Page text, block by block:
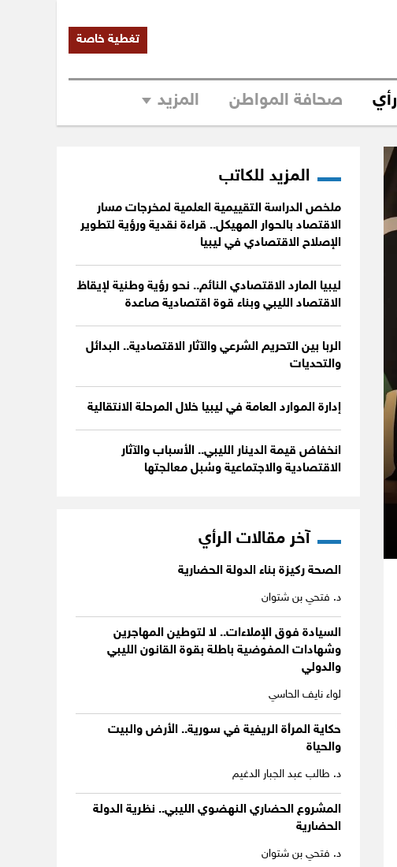
تغطية خاصة
رأي صحافة المواطن المزيد
المزيد للكاتب
ملخص الدراسة التقييمية العلمية لمخرجات مسار
الاقتصاد بالحوار المهيكل.. قراءة نقدية ورؤية لتطوير
الإصلاح الاقتصادي في ليبيا
ليبيا المارد الاقتصادي النائم.. نحو رؤية وطنية لإيقاظ
الاقتصاد الليبي وبناء قوة اقتصادية صاعدة
الربا بين التحريم الشرعي والآثار الاقتصادية.. البدائل
والتحديات
إدارة الموارد العامة في ليبيا خلال المرحلة الانتقالية
انخفاض قيمة الدينار الليبي.. الأسباب والآثار
الاقتصادية والاجتماعية وسُبل معالجتها
آخر مقالات الرأي
الصحة ركيزة بناء الدولة الحضارية
د. فتحي بن شتوان
السيادة فوق الإملاءات.. لا لتوطين المهاجرين
وشهادات المفوضية باطلة بقوة القانون الليبي
والدولي
لواء نايف الحاسي
حكاية المرأة الريفية في سورية.. الأرض والبيت
والحياة
د. طالب عبد الجبار الدغيم
المشروع الحضاري النهضوي الليبي.. نظرية الدولة
الحضارية
د. فتحي بن شتوان